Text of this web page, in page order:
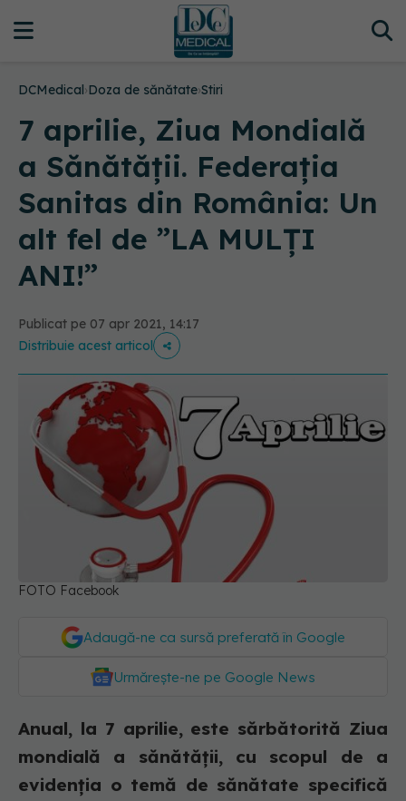
DCMedical›Doza de sănătate›Stiri
7 aprilie, Ziua Mondială
a Sănătății. Federația
Sanitas din România: Un
alt fel de ”LA MULȚI
ANI!”
Publicat pe 07 apr 2021, 14:17
Distribuie acest articol
FOTO Facebook
Adaugă-ne ca sursă preferată în Google
Urmărește-ne pe Google News
Anual, la 7 aprilie, este sărbătorită Ziua
mondială a sănătăţii, cu scopul de a
evidenţia o temă de sănătate specifică